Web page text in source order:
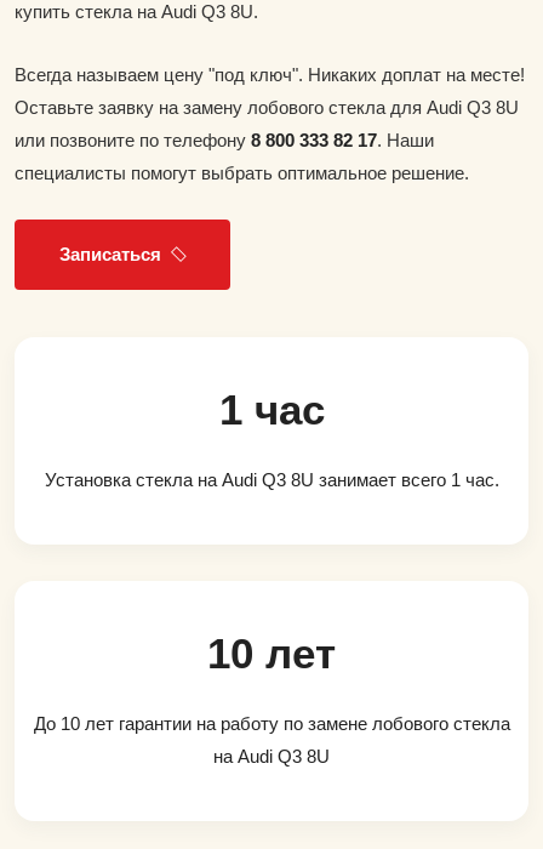
купить стекла на Audi Q3 8U.
Всегда называем цену "под ключ". Никаких доплат на месте!
Оставьте заявку на замену лобового стекла для Audi Q3 8U
или позвоните по телефону 8 800 333 82 17. Наши
специалисты помогут выбрать оптимальное решение.
Записаться
1 час
Установка стекла на Audi Q3 8U занимает всего 1 час.
10 лет
До 10 лет гарантии на работу по замене лобового стекла
на Audi Q3 8U